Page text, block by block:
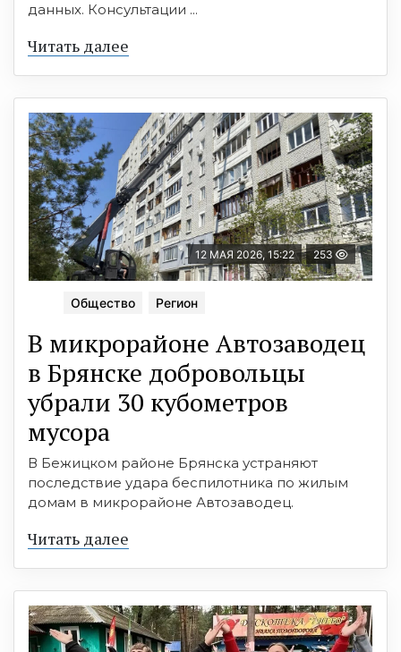
данных. Консультации ...
Читать далее
12 МАЯ 2026, 15:22 253
Общество Регион
В микрорайоне Автозаводец
в Брянске добровольцы
убрали 30 кубометров
мусора
В Бежицком районе Брянска устраняют
последствие удара беспилотника по жилым
домам в микрорайоне Автозаводец.
Читать далее